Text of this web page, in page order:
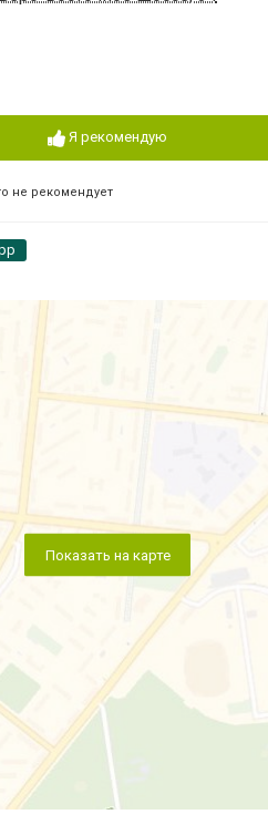
Я рекомендую
не рекомендует
Показать на карте